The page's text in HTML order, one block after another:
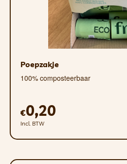
Poepzakje
100% composteerbaar
€0,20
Incl. BTW